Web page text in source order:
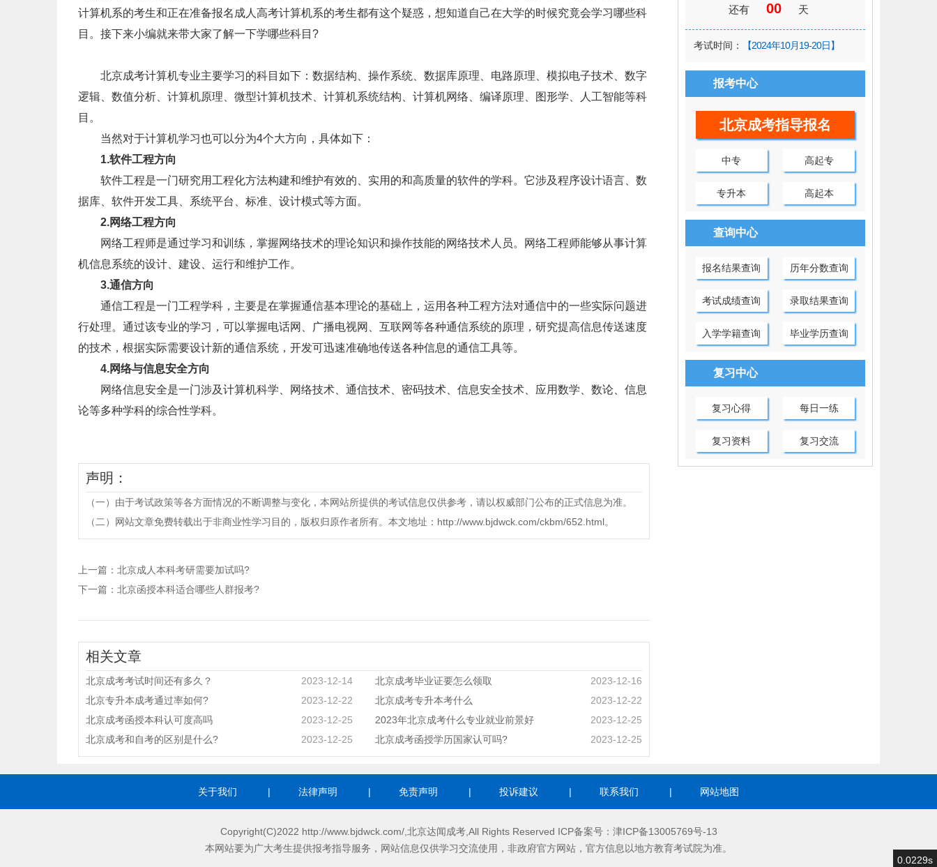
计算机系的考生和正在准备报名成人高考计算机系的考生都有这个疑惑，想知道自己在大学的时候究竟会学习哪些科
目。接下来小编就来带大家了解一下学哪些科目?
北京成考计算机专业主要学习的科目如下：数据结构、操作系统、数据库原理、电路原理、模拟电子技术、数字
逻辑、数值分析、计算机原理、微型计算机技术、计算机系统结构、计算机网络、编译原理、图形学、人工智能等科
目。
当然对于计算机学习也可以分为4个大方向，具体如下：
1.软件工程方向
软件工程是一门研究用工程化方法构建和维护有效的、实用的和高质量的软件的学科。它涉及程序设计语言、数
据库、软件开发工具、系统平台、标准、设计模式等方面。
2.网络工程方向
网络工程师是通过学习和训练，掌握网络技术的理论知识和操作技能的网络技术人员。网络工程师能够从事计算
机信息系统的设计、建设、运行和维护工作。
3.通信方向
通信工程是一门工程学科，主要是在掌握通信基本理论的基础上，运用各种工程方法对通信中的一些实际问题进
行处理。通过该专业的学习，可以掌握电话网、广播电视网、互联网等各种通信系统的原理，研究提高信息传送速度
的技术，根据实际需要设计新的通信系统，开发可迅速准确地传送各种信息的通信工具等。
4.网络与信息安全方向
网络信息安全是一门涉及计算机科学、网络技术、通信技术、密码技术、信息安全技术、应用数学、数论、信息
论等多种学科的综合性学科。
声明：
（一）由于考试政策等各方面情况的不断调整与变化，本网站所提供的考试信息仅供参考，请以权威部门公布的正式信息为准。
（二）网站文章免费转载出于非商业性学习目的，版权归原作者所有。本文地址：http://www.bjdwck.com/ckbm/652.html。
上一篇： 北京成人本科考研需要加试吗?
下一篇： 北京函授本科适合哪些人群报考?
相关文章
北京成考考试时间还有多久？ 2023-12-14 北京成考毕业证要怎么领取
2023-12-16
北京专升本成考通过率如何?
2023-12-22 北京成考专升本考什么
2023-12-22
北京成考函授本科认可度高吗
2023-12-25 2023年北京成考什么专业就业前景好
2023-12-25
北京成考和自考的区别是什么?
2023-12-25 北京成考函授学历国家认可吗? 2023-12-25
还有 00 天
考试时间： 【2024年10月19-20日】
报考中心
北京成考指导报名
中专 高起专
专升本 高起本
查询中心
报名结果查询 历年分数查询
考试成绩查询 录取结果查询
入学学籍查询 毕业学历查询
复习中心
复习心得 每日一练
复习资料 复习交流
关于我们 | 法律声明 | 免责声明 | 投诉建议 | 联系我们 | 网站地图
Copyright(C)2022 http://www.bjdwck.com/,北京达闻成考,All Rights Reserved ICP备案号： 津ICP备13005769号-13
本网站要为广大考生提供报考指导服务，网站信息仅供学习交流使用，非政府官方网站，官方信息以地方教育考试院为准。
0.0229s